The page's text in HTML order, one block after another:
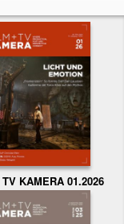
KAMERA 01.2026